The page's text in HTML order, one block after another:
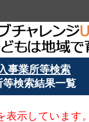
事業所等検索
等検索結果一覧
表示しています。